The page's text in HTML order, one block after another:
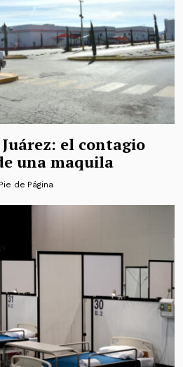
el contagio
una maquila
Pie de Página